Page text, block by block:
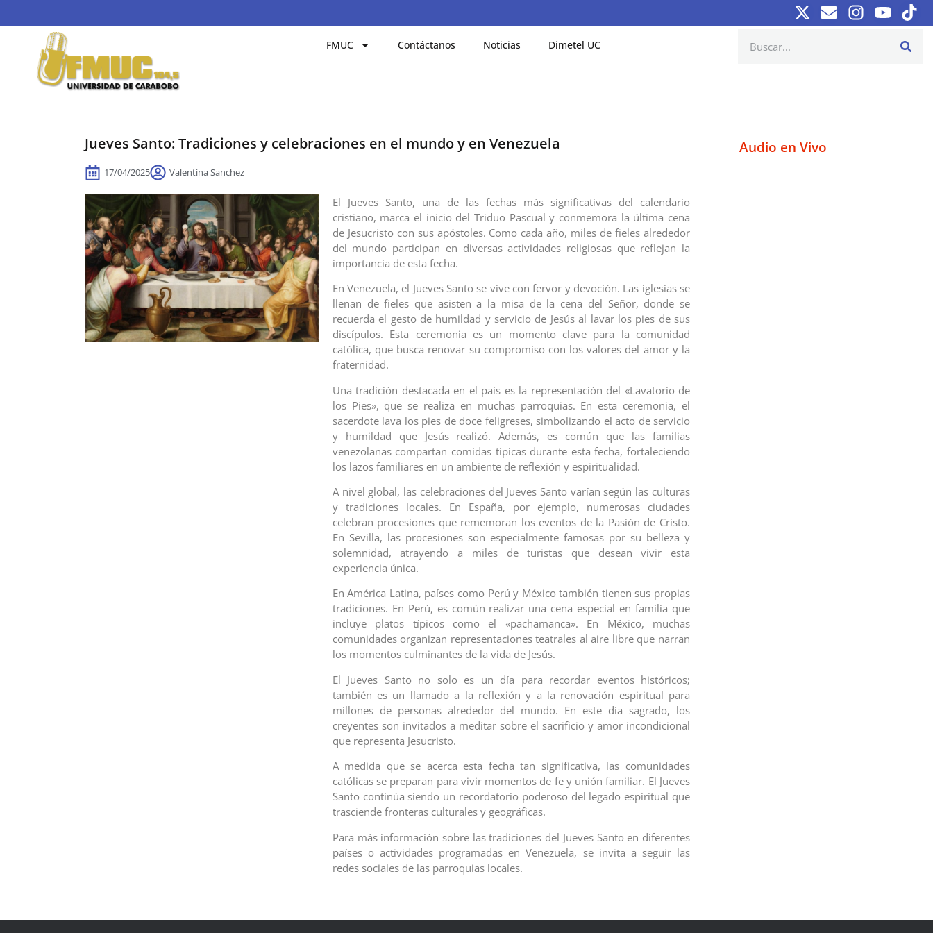
FMUC Contáctanos Noticias Dimetel UC
Jueves Santo: Tradiciones y celebraciones en el mundo y en Venezuela
17/04/2025 Valentina Sanchez
El Jueves Santo, una de las fechas más significativas del calendario
cristiano, marca el inicio del Triduo Pascual y conmemora la última cena
de Jesucristo con sus apóstoles. Como cada año, miles de fieles alrededor
del mundo participan en diversas actividades religiosas que reflejan la
importancia de esta fecha.
En Venezuela, el Jueves Santo se vive con fervor y devoción. Las iglesias se
llenan de fieles que asisten a la misa de la cena del Señor, donde se
recuerda el gesto de humildad y servicio de Jesús al lavar los pies de sus
discípulos. Esta ceremonia es un momento clave para la comunidad
católica, que busca renovar su compromiso con los valores del amor y la
fraternidad.
Una tradición destacada en el país es la representación del «Lavatorio de
los Pies», que se realiza en muchas parroquias. En esta ceremonia, el
sacerdote lava los pies de doce feligreses, simbolizando el acto de servicio
y humildad que Jesús realizó. Además, es común que las familias
venezolanas compartan comidas típicas durante esta fecha, fortaleciendo
los lazos familiares en un ambiente de reflexión y espiritualidad.
A nivel global, las celebraciones del Jueves Santo varían según las culturas
y tradiciones locales. En España, por ejemplo, numerosas ciudades
celebran procesiones que rememoran los eventos de la Pasión de Cristo.
En Sevilla, las procesiones son especialmente famosas por su belleza y
solemnidad, atrayendo a miles de turistas que desean vivir esta
experiencia única.
En América Latina, países como Perú y México también tienen sus propias
tradiciones. En Perú, es común realizar una cena especial en familia que
incluye platos típicos como el «pachamanca». En México, muchas
comunidades organizan representaciones teatrales al aire libre que narran
los momentos culminantes de la vida de Jesús.
El Jueves Santo no solo es un día para recordar eventos históricos;
también es un llamado a la reflexión y a la renovación espiritual para
millones de personas alrededor del mundo. En este día sagrado, los
creyentes son invitados a meditar sobre el sacrificio y amor incondicional
que representa Jesucristo.
A medida que se acerca esta fecha tan significativa, las comunidades
católicas se preparan para vivir momentos de fe y unión familiar. El Jueves
Santo continúa siendo un recordatorio poderoso del legado espiritual que
trasciende fronteras culturales y geográficas.
Para más información sobre las tradiciones del Jueves Santo en diferentes
países o actividades programadas en Venezuela, se invita a seguir las
redes sociales de las parroquias locales.
Audio en Vivo